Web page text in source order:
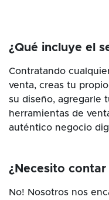
¿Qué incluye el
Contratando
venta, creas tu
su diseño, agregarle
herramientas de
auténtico negocio
¿Necesito
No! Nosotros nos